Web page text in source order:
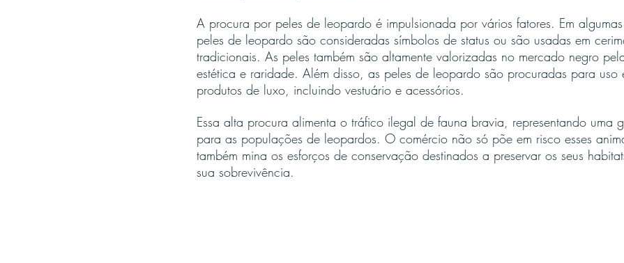
A procura por peles de leopardo é impulsionada por vários fatores. Em
peles de leopardo são consideradas símbolos de status ou são usadas em
tradicionais. As peles também são altamente valorizadas no mercado negro
estética e raridade. Além disso, as peles de leopardo são procuradas para uso
produtos de luxo, incluindo vestuário e acessórios.
Essa alta procura alimenta o tráfico ilegal de fauna bravia, representando uma
para as populações de leopardos. O comércio não só põe em risco esses
também mina os esforços de conservação destinados a preservar os seus
sua sobrevivência.